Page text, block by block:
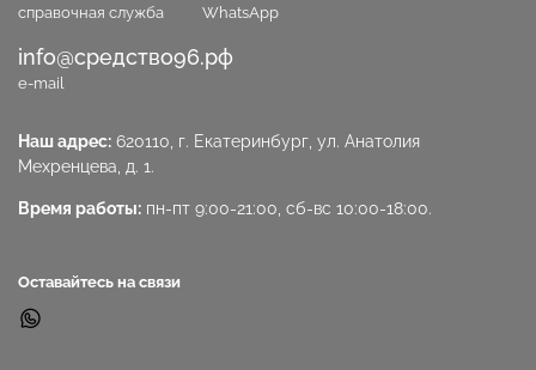
справочная служба WhatsApp
info@средство96.рф
e-mail
Наш адрес: 620110, г. Екатеринбург, ул. Анатолия
Мехренцева, д. 1.
Время работы: пн-пт 9:00-21:00, сб-вс 10:00-18:00.
Оставайтесь на связи